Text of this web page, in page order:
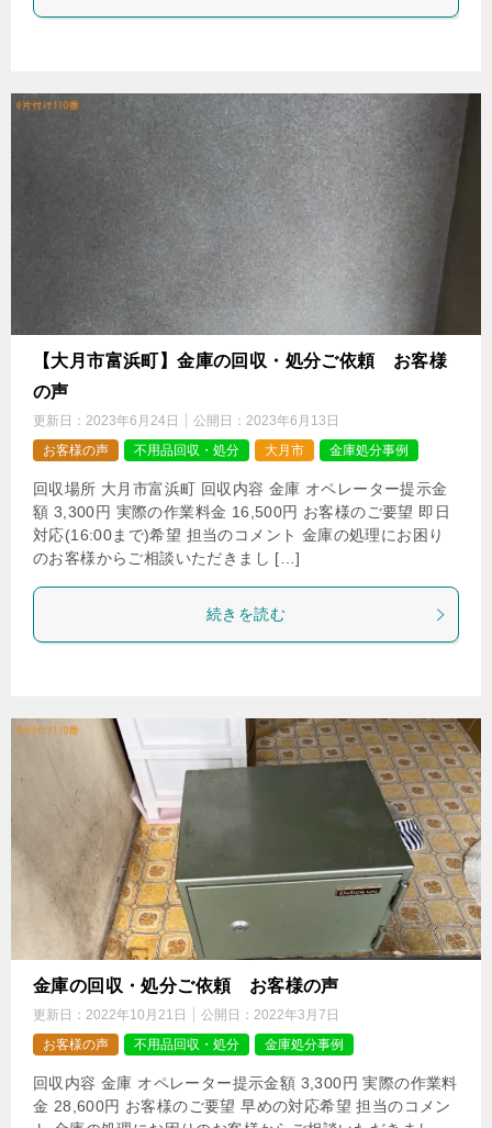
【大月市富浜町】金庫の回収・処分ご依頼 お客様
の声
更新日： 2023年6月24日 公開日： 2023年6月13日
お客様の声
不用品回収・処分 大月市 金庫処分事例
回収場所 大月市富浜町 回収内容 金庫 オペレーター提示金
額 3,300円 実際の作業料金 16,500円 お客様のご要望 即日
対応(16:00まで)希望 担当のコメント 金庫の処理にお困り
のお客様からご相談いただきまし […]
続きを読む
金庫の回収・処分ご依頼 お客様の声
更新日： 2022年10月21日 公開日： 2022年3月7日
お客様の声
不用品回収・処分 金庫処分事例
回収内容 金庫 オペレーター提示金額 3,300円 実際の作業料
金 28,600円 お客様のご要望 早めの対応希望 担当のコメン